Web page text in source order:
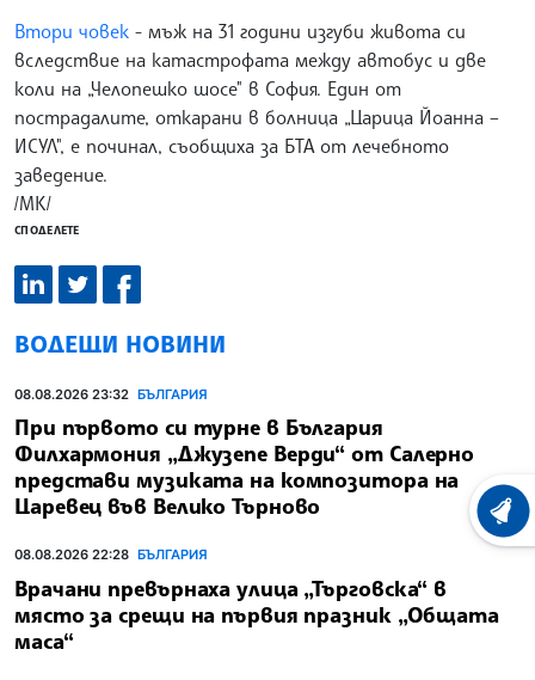
Втори човек - мъж на 31 години изгуби живота си
вследствие на катастрофата между автобус и две
коли на „Челопешко шосе" в София. Един от
пострадалите, откарани в болница „Царица Йоанна –
ИСУЛ", е починал, съобщиха за БТА от лечебното
заведение.
/МК/
СПОДЕЛЕТЕ
ВОДЕЩИ НОВИНИ
08.08.2026 23:32 БЪЛГАРИЯ
При първото си турне в България
Филхармония „Джузепе Верди“ от Салерно
представи музиката на композитора на
Царевец във Велико Търново
08.08.2026 22:28 БЪЛГАРИЯ
Врачани превърнаха улица „Търговска“ в
място за срещи на първия празник „Общата
маса“